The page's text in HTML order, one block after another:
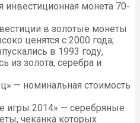
инвестиционная монета 70-
в золотые монеты
ценятся с 2000 года;
в 1993 году,
из золота, серебра и
— номинальная стоимость
игры 2014» — серебряные
чеканка которых